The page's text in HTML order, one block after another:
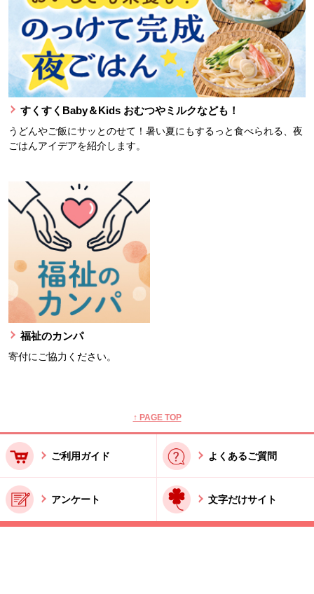
すくすくBaby＆Kids おむつやミルクなども！
うどんやご飯にサッとのせて！暑い夏にもするっと食べられる、夜
ごはんアイデアを紹介します。
福祉のカンパ
寄付にご協力ください。
↑ PAGE TOP
ご利用ガイド よくあるご質問
アンケート 文字だけサイト